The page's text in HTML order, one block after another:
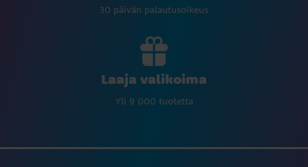
30 päivän palautusoikeus
Laaja valikoima
Yli 9 000 tuotetta